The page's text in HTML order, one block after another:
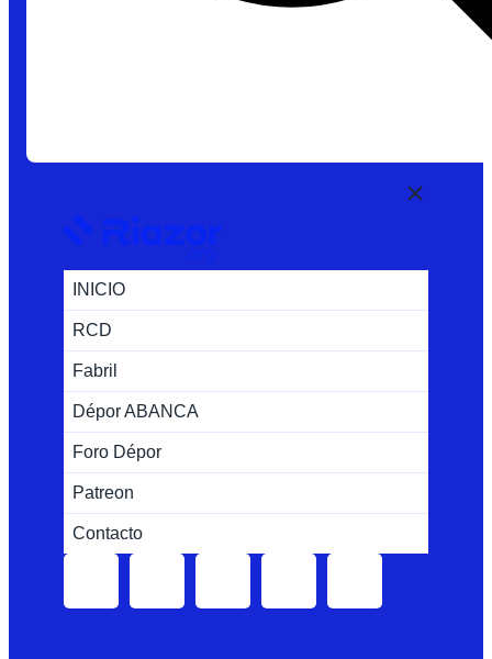
INICIO
RCD
Fabril
Dépor ABANCA
Foro Dépor
Patreon
Contacto